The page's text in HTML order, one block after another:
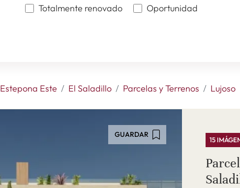
Totalmente renovado Oportunidad
Estepona Este El Saladillo Parcelas y Terrenos Lujoso
GUARDAR
15